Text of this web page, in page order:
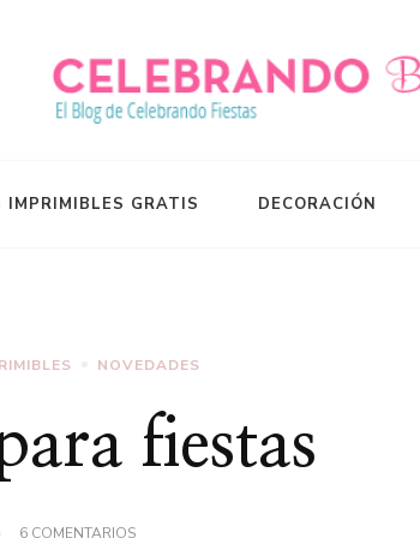
IMPRIMIBLES GRATIS DECORACIÓN
NOVEDADES
fiestas
6 COMENTARIOSEN